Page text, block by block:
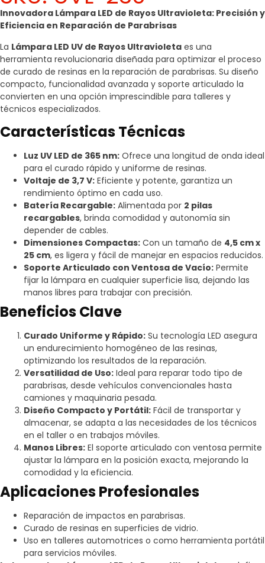
Innovadora Lámpara LED de Rayos Ultravioleta: Precisión y
Eficiencia en Reparación de Parabrisas
La Lámpara LED UV de Rayos Ultravioleta es una
herramienta revolucionaria diseñada para optimizar el proceso
de curado de resinas en la reparación de parabrisas. Su diseño
compacto, funcionalidad avanzada y soporte articulado la
convierten en una opción imprescindible para talleres y
técnicos especializados.
Características Técnicas
Luz UV LED de 365 nm: Ofrece una longitud de onda ideal
para el curado rápido y uniforme de resinas.
Voltaje de 3,7 V: Eficiente y potente, garantiza un
rendimiento óptimo en cada uso.
Batería Recargable: Alimentada por 2 pilas
recargables, brinda comodidad y autonomía sin
depender de cables.
Dimensiones Compactas: Con un tamaño de 4,5 cm x
25 cm, es ligera y fácil de manejar en espacios reducidos.
Soporte Articulado con Ventosa de Vacío: Permite
fijar la lámpara en cualquier superficie lisa, dejando las
manos libres para trabajar con precisión.
Beneficios Clave
Curado Uniforme y Rápido: Su tecnología LED asegura
un endurecimiento homogéneo de las resinas,
optimizando los resultados de la reparación.
Versatilidad de Uso: Ideal para reparar todo tipo de
parabrisas, desde vehículos convencionales hasta
camiones y maquinaria pesada.
Diseño Compacto y Portátil: Fácil de transportar y
almacenar, se adapta a las necesidades de los técnicos
en el taller o en trabajos móviles.
Manos Libres: El soporte articulado con ventosa permite
ajustar la lámpara en la posición exacta, mejorando la
comodidad y la eficiencia.
Aplicaciones Profesionales
Reparación de impactos en parabrisas.
Curado de resinas en superficies de vidrio.
Uso en talleres automotrices o como herramienta portátil
para servicios móviles.